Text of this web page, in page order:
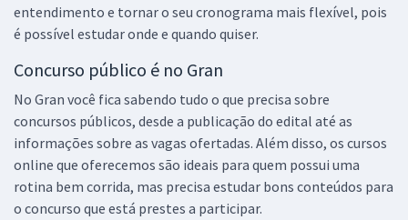
entendimento e tornar o seu cronograma mais flexível, pois
é possível estudar onde e quando quiser.
Concurso público é no Gran
No Gran você fica sabendo tudo o que precisa sobre
concursos públicos, desde a publicação do edital até as
informações sobre as vagas ofertadas. Além disso, os cursos
online que oferecemos são ideais para quem possui uma
rotina bem corrida, mas precisa estudar bons conteúdos para
o concurso que está prestes a participar.